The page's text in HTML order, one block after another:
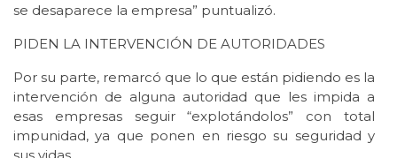
se desaparece la empresa” puntualizó.
PIDEN LA INTERVENCIÓN DE AUTORIDADES
Por su parte, remarcó que lo que están pidiendo es la
intervención de alguna autoridad que les impida a
esas empresas seguir “explotándolos” con total
impunidad, ya que ponen en riesgo su seguridad y